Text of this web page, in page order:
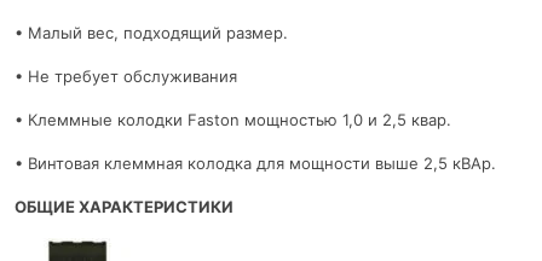
• Малый вес, подходящий размер.
• Не требует обслуживания
• Клеммные колодки Faston мощностью 1,0 и 2,5 квар.
• Винтовая клеммная колодка для мощности выше 2,5 кВАр.
ОБЩИЕ ХАРАКТЕРИСТИКИ